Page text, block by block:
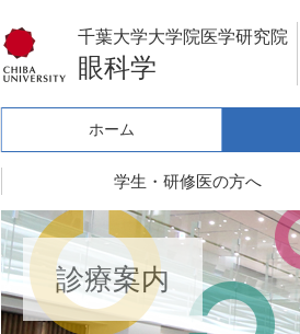
千葉大学大学院医学研究院
眼科学
ホーム
学生・研修医の方へ
診療案内